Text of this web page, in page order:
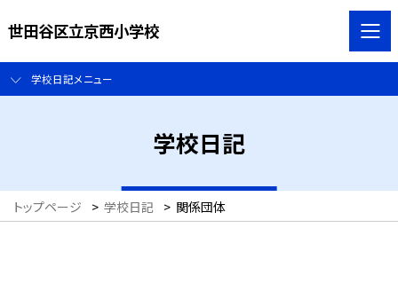
世田谷区立京西小学校
学校日記メニュー
学校日記
トップページ > 学校日記 > 関係団体